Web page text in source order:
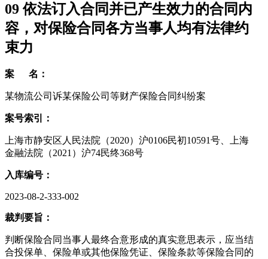
09依法订入合同并已产生效力的合同内
容，对保险合同各方当事人均有法律约
束力
案 名：
某物流公司诉某保险公司等财产保险合同纠纷案
案号索引：
上海市静安区人民法院（2020）沪0106民初10591号、上海
金融法院（2021）沪74民终368号
入库编号：
2023-08-2-333-002
裁判要旨：
判断保险合同当事人最终合意形成的真实意思表示，应当结
合投保单、保险单或其他保险凭证、保险条款等保险合同的